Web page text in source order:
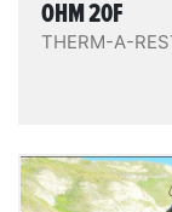
OHM 20F
THERM-A-